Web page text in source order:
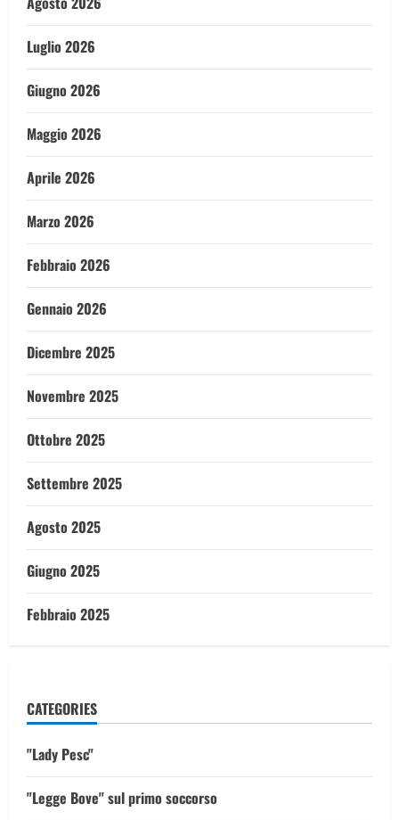
Luglio 2026
Giugno 2026
Maggio 2026
Aprile 2026
Marzo 2026
Febbraio 2026
Gennaio 2026
Dicembre 2025
Novembre 2025
Ottobre 2025
Settembre 2025
Agosto 2025
Giugno 2025
Febbraio 2025
CATEGORIES
"Lady Pesc"
"Legge Bove" sul primo soccorso